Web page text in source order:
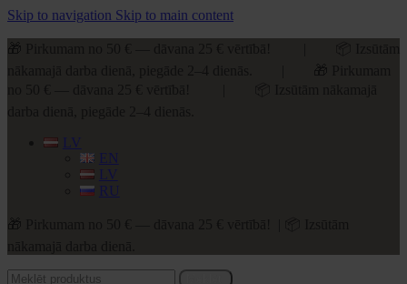
Skip to navigation Skip to main content
LV
EN
LV
RU